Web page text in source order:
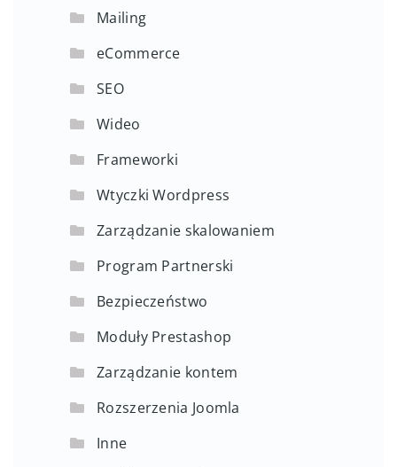
Mailing
eCommerce
SEO
Wideo
Frameworki
Wtyczki Wordpress
Zarządzanie skalowaniem
Program Partnerski
Bezpieczeństwo
Moduły Prestashop
Zarządzanie kontem
Rozszerzenia Joomla
Inne